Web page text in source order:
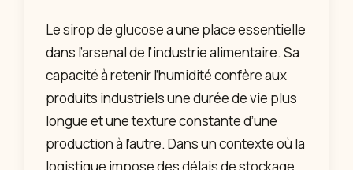
Le sirop de glucose a une place essentielle
dans l’arsenal de l’industrie alimentaire. Sa
capacité à retenir l’humidité confère aux
produits industriels une durée de vie plus
longue et une texture constante d’une
production à l’autre. Dans un contexte où la
logistique impose des délais de stockage